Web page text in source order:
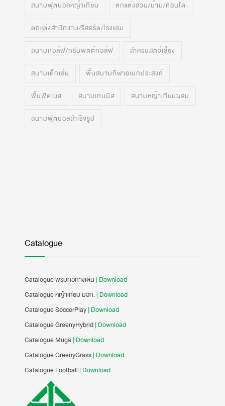
สนามฟุตบอลหญ้าเทียม ตกแต่งสวน/บ้าน/คอนโด
ตกแต่งสำนักงาน/รีสอร์ต/โรงแรม
สนามกอล์ฟ/กรีนพัตต์กอล์ฟ สำหรับสัตว์เลี้ยง
สนามเด็กเล่น พื้นสนามกีฬาอเนกประสงค์
พื้นฟิตเนส สนามเทนนิส สนามหญ้าเทียมผสม
สนามฟุตบอลสำเร็จรูป
Catalogue
Catalogue พรมทอทางเดิน | Download
Catalogue หญ้าเทียม มอก.| Download
Catalogue SoccerPlay| Download
Catalogue GreenyHybrid| Download
Catalogue Muga | Download
Catalogue GreenyGrass| Download
Catalogue Football | Download